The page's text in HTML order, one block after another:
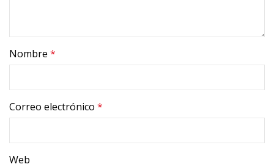
Nombre *
Correo electrónico *
Web